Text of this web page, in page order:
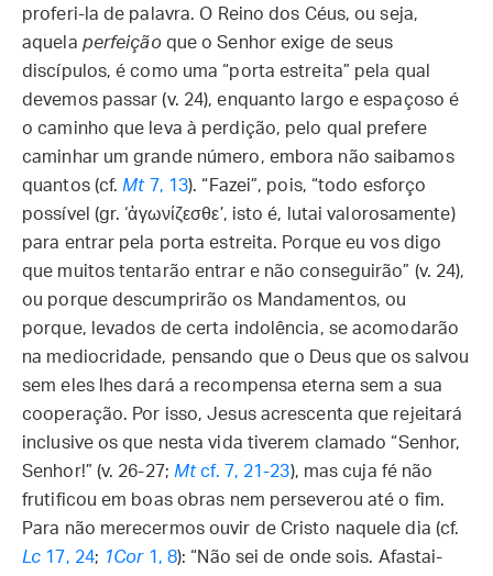
proferi-la de palavra. O Reino dos Céus, ou seja,
aquela perfeiçãoque o Senhor exige de seus
discípulos, é como uma “porta estreita” pela qual
devemos passar (v. 24), enquanto largo e espaçoso é
o caminho que leva à perdição, pelo qual prefere
caminhar um grande número, embora não saibamos
quantos (cf. Mt7, 13). “Fazei”, pois, “todo esforço
possível (gr. ‘ἀγωνίζεσθε’, isto é, lutai valorosamente)
para entrar pela porta estreita. Porque eu vos digo
que muitos tentarão entrar e não conseguirão” (v. 24),
ou porque descumprirão os Mandamentos, ou
porque, levados de certa indolência, se acomodarão
na mediocridade, pensando que o Deus que os salvou
sem eles lhes dará a recompensa eterna sem a sua
cooperação. Por isso, Jesus acrescenta que rejeitará
inclusive os que nesta vida tiverem clamado “Senhor,
Senhor!” (v. 26-27; Mtcf. 7, 21-23), mas cuja fé não
frutificou em boas obras nem perseverou até o fim.
Para não merecermos ouvir de Cristo naquele dia (cf.
Lc 17, 24; 1Cor1, 8): “Não sei de onde sois. Afastai-